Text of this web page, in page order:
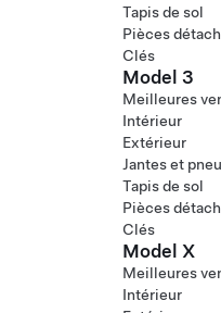
Tapis de sol
Pièces
Clés
Model 3
Meilleures
Intérieur
Extérieur
Jantes et
Tapis de sol
Pièces
Clés
Model X
Meilleures
Intérieur